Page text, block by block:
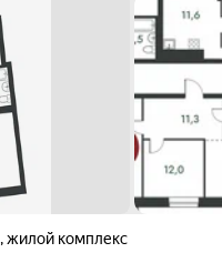
,жилой комплекс